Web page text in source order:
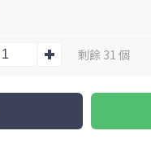
剩餘 31 個